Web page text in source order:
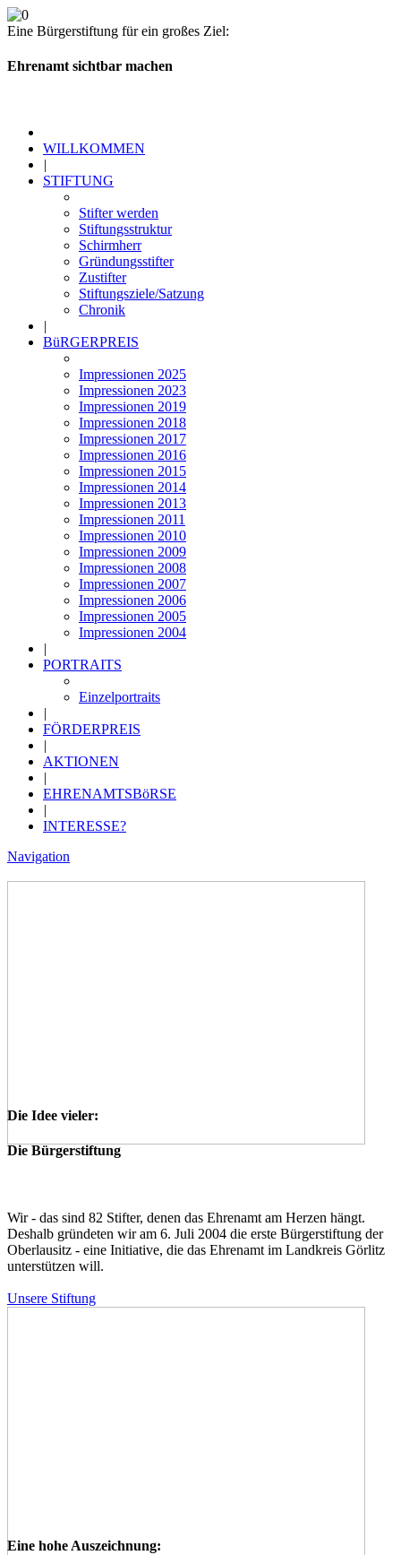
Eine Bürgerstiftung für ein großes Ziel:
Ehrenamt sichtbar machen
WILLKOMMEN
|
STIFTUNG
Stifter werden
Stiftungsstruktur
Schirmherr
Gründungsstifter
Zustifter
Stiftungsziele/Satzung
Chronik
|
BüRGERPREIS
Impressionen 2025
Impressionen 2023
Impressionen 2019
Impressionen 2018
Impressionen 2017
Impressionen 2016
Impressionen 2015
Impressionen 2014
Impressionen 2013
Impressionen 2011
Impressionen 2010
Impressionen 2009
Impressionen 2008
Impressionen 2007
Impressionen 2006
Impressionen 2005
Impressionen 2004
|
PORTRAITS
Einzelportraits
|
FÖRDERPREIS
|
AKTIONEN
|
EHRENAMTSBöRSE
|
INTERESSE?
Navigation
Die Idee vieler:
Die Bürgerstiftung
Wir - das sind 82 Stifter, denen das Ehrenamt am Herzen hängt.
Deshalb gründeten wir am 6. Juli 2004 die erste Bürgerstiftung der
Oberlausitz - eine Initiative, die das Ehrenamt im Landkreis Görlitz
unterstützen will.
Unsere Stiftung
Eine hohe Auszeichnung: